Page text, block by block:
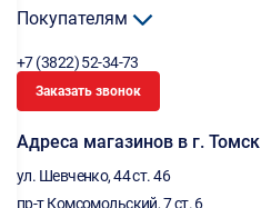
Покупателям
+7 (3822) 52-34-73
Заказать звонок
Адреса магазинов в г. Томск
ул. Шевченко, 44 ст. 46
пр-т Комсомольский, 7 ст. 6